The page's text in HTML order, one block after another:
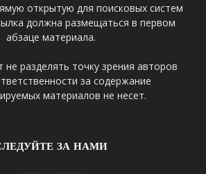
открытую для поисковых систем
должна размещаться в первом
абзаце материала.
разделять точку зрения авторов
за содержание
материалов не несет.
ЗА НАМИ